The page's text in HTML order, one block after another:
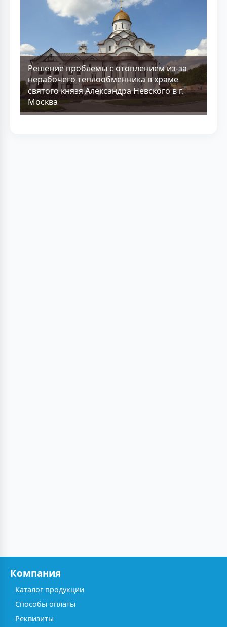
Решение проблемы с отоплением из-за
нерабочего теплообменника в храме
святого князя Александра Невского в г.
Москва
Компания
Каталог продукции
Способы оплаты
Реквизиты